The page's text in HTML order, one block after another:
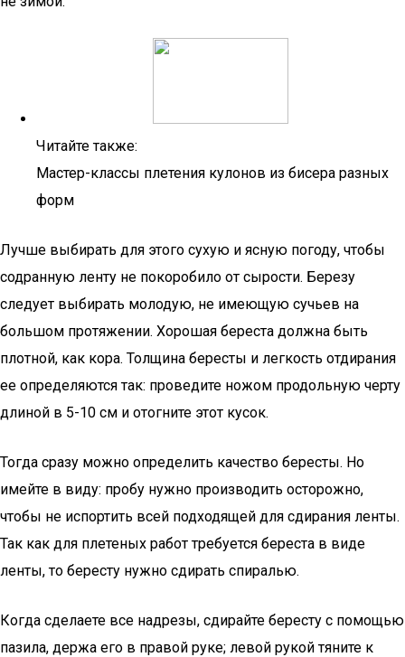
Читайте также:
Мастер-классы плетения кулонов из бисера разных
форм
Лучше выбирать для этого сухую и ясную погоду, чтобы
содранную ленту не покоробило от сырости. Березу
следует выбирать молодую, не имеющую сучьев на
большом протяжении. Хорошая береста должна быть
плотной, как кора. Толщина бересты и легкость отдирания
ее определяются так: проведите ножом продольную черту
длиной в 5-10 см и отогните этот кусок.
Тогда сразу можно определить качество бересты. Но
имейте в виду: пробу нужно производить осторожно,
чтобы не испортить всей подходящей для сдирания ленты.
Так как для плетеных работ требуется береста в виде
ленты, то бересту нужно сдирать спиралью.
Когда сделаете все надрезы, сдирайте бересту с помощью
пазила, держа его в правой руке; левой рукой тяните к